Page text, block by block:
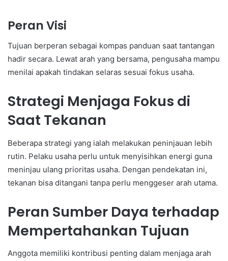
Peran Visi
Tujuan berperan sebagai kompas panduan saat tantangan
hadir secara. Lewat arah yang bersama, pengusaha mampu
menilai apakah tindakan selaras sesuai fokus usaha.
Strategi Menjaga Fokus di
Saat Tekanan
Beberapa strategi yang ialah melakukan peninjauan lebih
rutin. Pelaku usaha perlu untuk menyisihkan energi guna
meninjau ulang prioritas usaha. Dengan pendekatan ini,
tekanan bisa ditangani tanpa perlu menggeser arah utama.
Peran Sumber Daya terhadap
Mempertahankan Tujuan
Anggota memiliki kontribusi penting dalam menjaga arah